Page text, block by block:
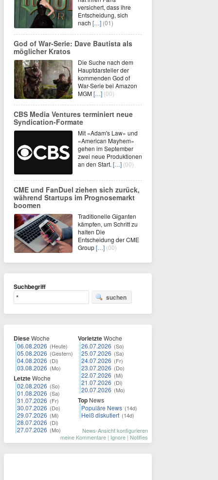
versichert, dass ihre
Entscheidung, sich
nach […] (01)
God of War-Serie: Dave Bautista als
möglicher Kratos
Die Suche nach dem
Hauptdarsteller der
kommenden God of
War-Serie bei Amazon
MGM[…] (00)
CBS Media Ventures terminiert neue
Syndication-Formate
Mit «Adam's Law» und
«American Mayhem»
gehen im September
zwei neue Produktionen
an den Start. […] (00)
CME und FanDuel ziehen sich zurück,
während Startups im Prognosemarkt
boomen
Traditionelle Giganten
kämpfen, um Schritt zu
halten Die
Entscheidung der CME
Group[…] (00)
Suchbegriff
suchen
DieseWoche
06.08.2026 (Heute)
05.08.2026 (Gestern)
04.08.2026 (Di)
03.08.2026 (Mo)
LetzteWoche
02.08.2026 (So)
01.08.2026 (Sa)
31.07.2026 (Fr)
30.07.2026 (Do)
29.07.2026 (Mi)
28.07.2026 (Di)
27.07.2026 (Mo)
VorletzteWoche
26.07.2026 (So)
25.07.2026 (Sa)
24.07.2026 (Fr)
23.07.2026 (Do)
22.07.2026 (Mi)
21.07.2026 (Di)
20.07.2026 (Mo)
Top News
Populäre News (14d)
Heiß diskutiert (14d)
News-Ansicht konfigurieren
meine Kommentare | Ignore | Notifies